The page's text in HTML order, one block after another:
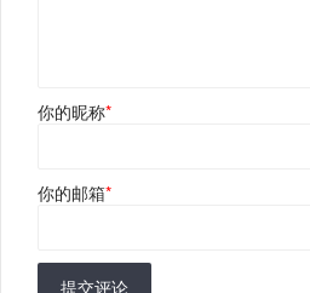
你的昵称*
你的邮箱*
提交评论